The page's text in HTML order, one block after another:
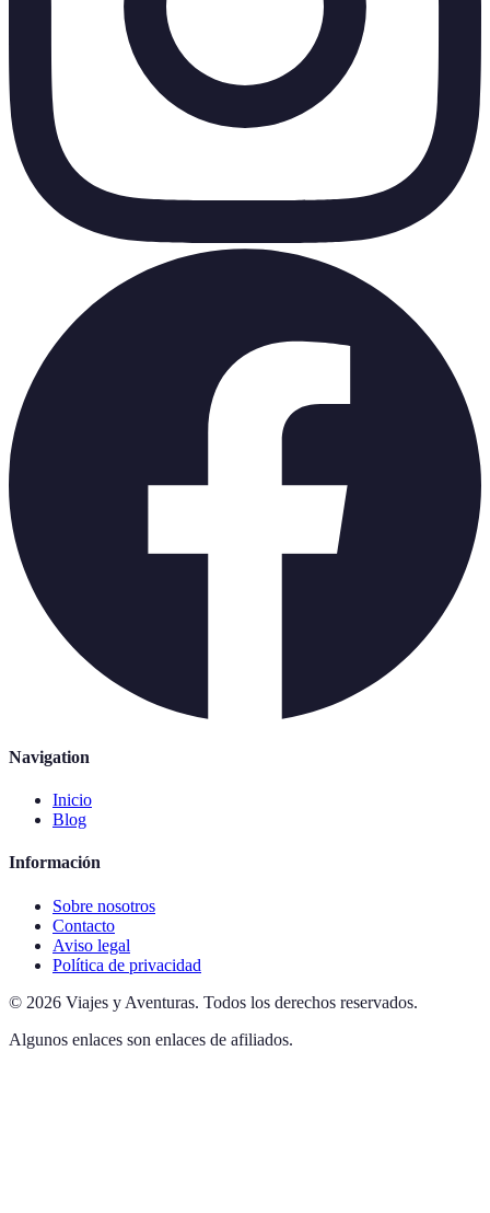
Navigation
Inicio
Blog
Información
Sobre nosotros
Contacto
Aviso legal
Política de privacidad
© 2026 Viajes y Aventuras. Todos los derechos reservados.
Algunos enlaces son enlaces de afiliados.